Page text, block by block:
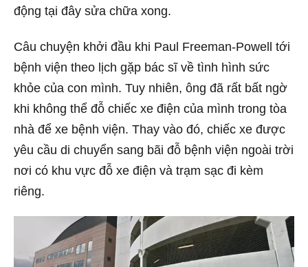
động tại đây sửa chữa xong.
Câu chuyện khởi đầu khi Paul Freeman-Powell tới
bệnh viện theo lịch gặp bác sĩ về tình hình sức
khỏe của con mình. Tuy nhiên, ông đã rất bất ngờ
khi không thể đỗ chiếc xe điện của mình trong tòa
nhà để xe bệnh viện. Thay vào đó, chiếc xe được
yêu cầu di chuyển sang bãi đỗ bệnh viện ngoài trời
nơi có khu vực đỗ xe điện và trạm sạc đi kèm
riêng.